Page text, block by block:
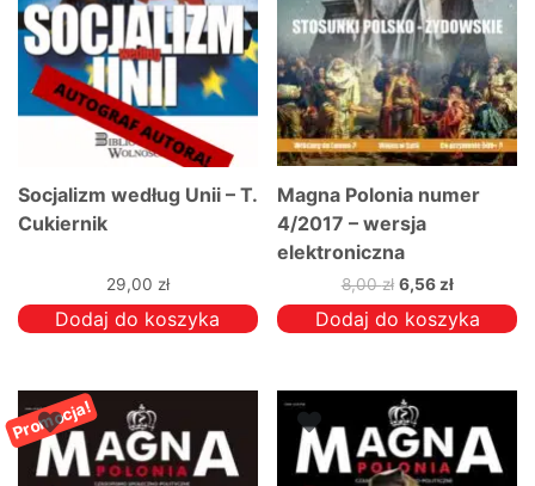
Socjalizm według Unii – T.
Cukiernik
29,00 zł
Dodaj do koszyka
Magna Polonia numer
4/2017 – wersja
elektroniczna
8,00zł Pierwotna
cena
wynosiła:
6,56złAktualna
cena
wynosi:
Dodaj do koszyka
Promocja!